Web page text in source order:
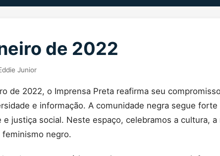
de 2022
Junior
de 2022, o Imprensa Preta reafirma seu
e informação. A comunidade negra segue forte
e justiça social. Neste espaço, celebramos a cultura, a
feminismo negro.